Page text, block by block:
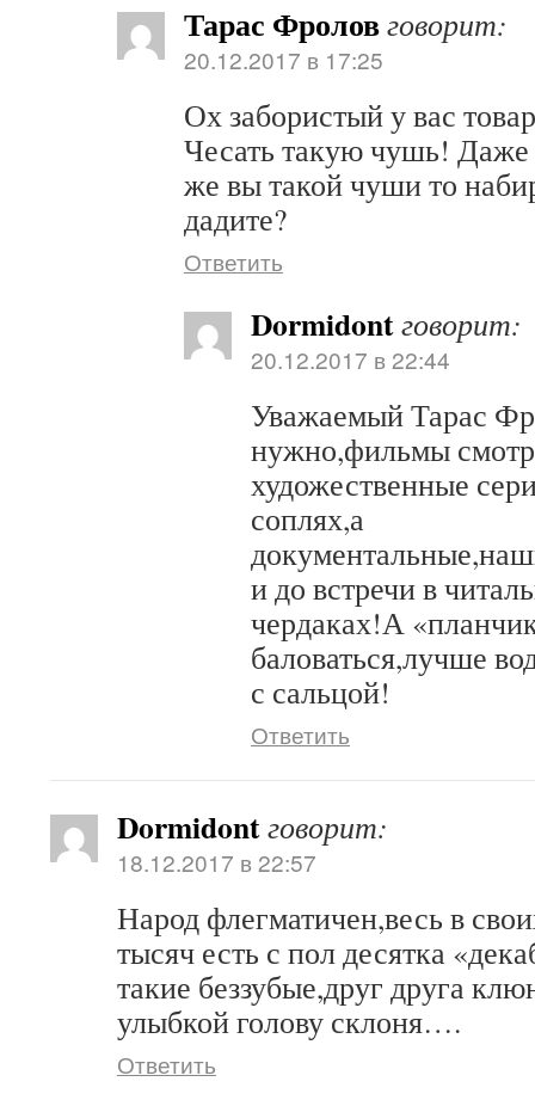
Тарас Фроловговорит:
20.12.2017 в 17:25
Ох забористый у вас
Чесать такую чушь! Даже
же вы такой чуши то
дадите?
Ответить
Dormidontговорит:
20.12.2017 в 22:44
Уважаемый Тарас
нужно,фильмы
художественные
соплях,а
и до встречи в
чердаках!А
баловаться,лучше
с сальцой!
Ответить
Dormidontговорит:
18.12.2017 в 22:57
Народ флегматичен,весь в
тысяч есть с пол десятка
такие беззубые,друг друга
улыбкой голову склоня….
Ответить